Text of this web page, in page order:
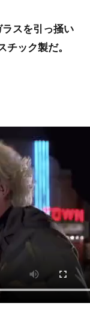
スを引っ掻い
ック製だ。